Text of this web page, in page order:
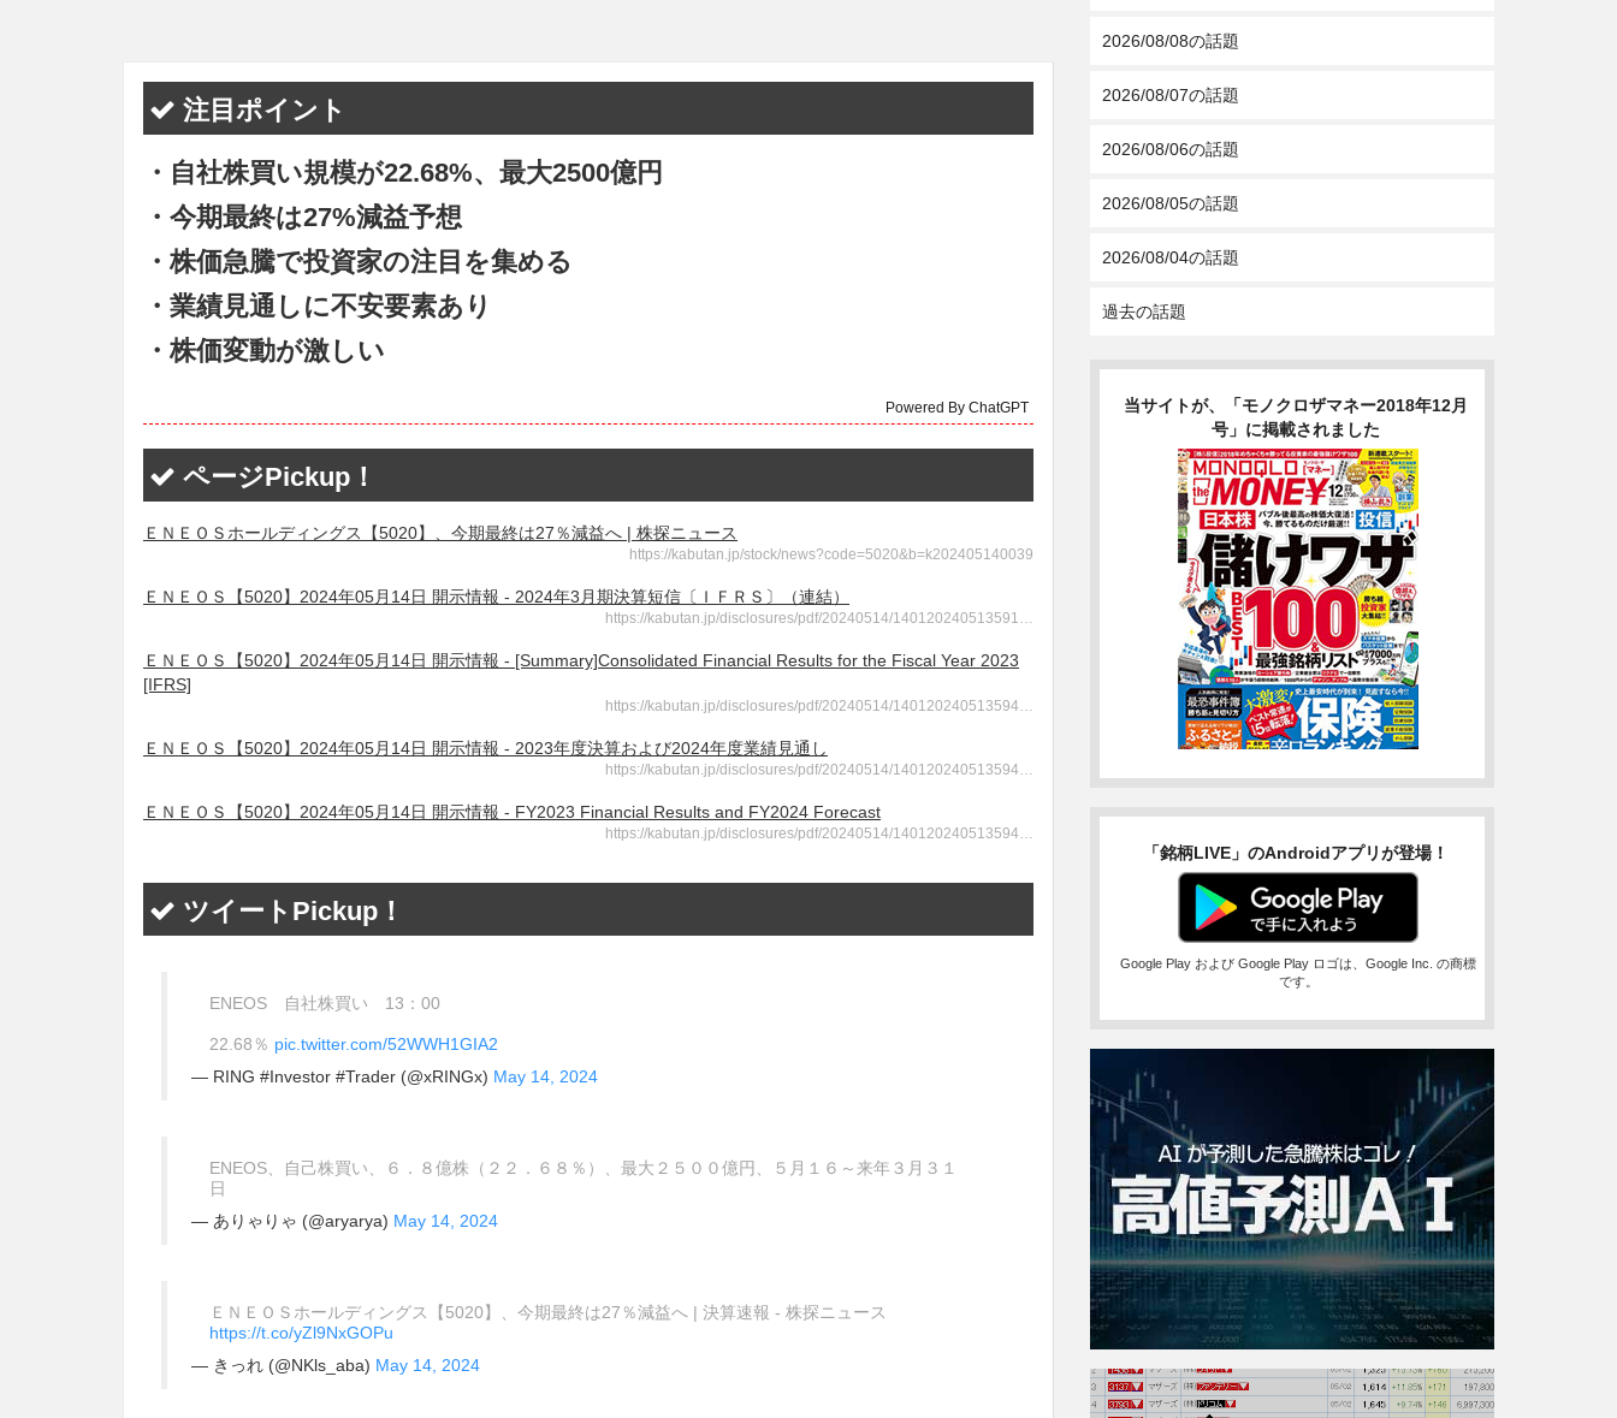
注目ポイント
・自社株買い規模が22.68%、最大2500億円
・今期最終は27%減益予想
・株価急騰で投資家の注目を集める
・業績見通しに不安要素あり
・株価変動が激しい
Powered By ChatGPT
ページPickup！
ＥＮＥＯＳホールディングス【5020】、今期最終は27％減益へ | 株探ニュース
https://kabutan.jp/stock/news?code=5020&b=k202405140039
ＥＮＥＯＳ【5020】2024年05月14日 開示情報 - 2024年3月期決算短信〔ＩＦＲＳ〕（連結）
https://kabutan.jp/disclosures/pdf/20240514/140120240513591…
ＥＮＥＯＳ【5020】2024年05月14日 開示情報 - [Summary]Consolidated Financial Results for the Fiscal Year 2023
[IFRS]
https://kabutan.jp/disclosures/pdf/20240514/140120240513594…
ＥＮＥＯＳ【5020】2024年05月14日 開示情報 - 2023年度決算および2024年度業績見通し
https://kabutan.jp/disclosures/pdf/20240514/140120240513594…
ＥＮＥＯＳ【5020】2024年05月14日 開示情報 - FY2023 Financial Results and FY2024 Forecast
https://kabutan.jp/disclosures/pdf/20240514/140120240513594…
ツイートPickup！
ENEOS 自社株買い 13：00
22.68％ pic.twitter.com/52WWH1GIA2
— RING #Investor #Trader (@xRINGx) May 14, 2024
ENEOS、自己株買い、６．８億株（２２．６８％）、最大２５００億円、５月１６～来年３月３１
日
— ありゃりゃ (@aryarya) May 14, 2024
ＥＮＥＯＳホールディングス【5020】、今期最終は27％減益へ | 決算速報 - 株探ニュース
https://t.co/yZl9NxGOPu
— きっれ (@NKls_aba) May 14, 2024
2026/08/08の話題
2026/08/07の話題
2026/08/06の話題
2026/08/05の話題
2026/08/04の話題
過去の話題
当サイトが、「モノクロザマネー2018年12月
号」に掲載されました
「銘柄LIVE」のAndroidアプリが登場！
Google Play および Google Play ロゴは、Google Inc. の商標
です。